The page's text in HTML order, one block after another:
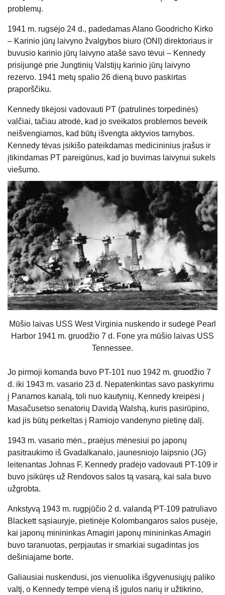
problemų.
1941 m. rugsėjo 24 d., padedamas Alano Goodricho Kirko
– Karinio jūrų laivyno žvalgybos biuro (ONI) direktoriaus ir
buvusio karinio jūrų laivyno atašė savo tėvui – Kennedy
prisijungė prie Jungtinių Valstijų karinio jūrų laivyno
rezervo. 1941 metų spalio 26 dieną buvo paskirtas
praporščiku.
Kennedy tikėjosi vadovauti PT (patrulinės torpedinės)
valčiai, tačiau atrodė, kad jo sveikatos problemos beveik
neišvengiamos, kad būtų išvengta aktyvios tarnybos.
Kennedy tėvas įsikišo pateikdamas medicininius įrašus ir
įtikindamas PT pareigūnus, kad jo buvimas laivynui sukels
viešumo.
Mūšio laivas USS West Virginia nuskendo ir sudegė Pearl
Harbor 1941 m. gruodžio 7 d. Fone yra mūšio laivas USS
Tennessee.
Jo pirmoji komanda buvo PT-101 nuo 1942 m. gruodžio 7
d. iki 1943 m. vasario 23 d. Nepatenkintas savo paskyrimu
į Panamos kanalą, toli nuo kautynių, Kennedy kreipėsi į
Masačusetso senatorių Davidą Walshą, kuris pasirūpino,
kad jis būtų perkeltas į Ramiojo vandenyno pietinę dalį.
1943 m. vasario mėn., praėjus mėnesiui po japonų
pasitraukimo iš Gvadalkanalo, jaunesniojo laipsnio (JG)
leitenantas Johnas F. Kennedy pradėjo vadovauti PT-109 ir
buvo įsikūręs už Rendovos salos tą vasarą, kai sala buvo
užgrobta.
Ankstyvą 1943 m. rugpjūčio 2 d. valandą PT-109 patruliavo
Blackett sąsiauryje, pietinėje Kolombangaros salos pusėje,
kai japonų minininkas Amagiri japonų minininkas Amagiri
buvo taranuotas, perpjautas ir smarkiai sugadintas jos
dešiniajame borte.
Galiausiai nuskendusi, jos vienuolika išgyvenusiųjų paliko
valtį, o Kennedy tempė vieną iš įgulos narių ir užtikrino,